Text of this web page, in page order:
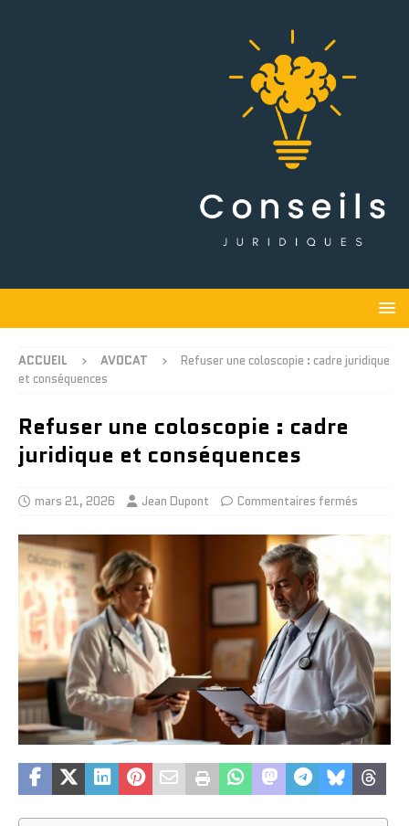
ACCUEIL AVOCAT
Refuser une coloscopie : cadre juridique
et conséquences
Refuser une coloscopie : cadre
juridique et conséquences
mars 21, 2026 Jean Dupont Commentaires fermés